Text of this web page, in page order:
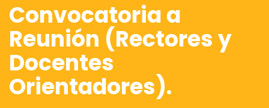
Convocatoria a
Reunión (Rectores y
Docentes
Orientadores).